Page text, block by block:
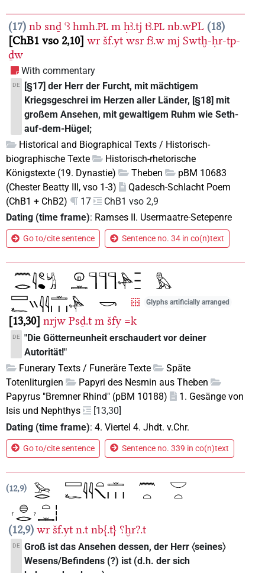
17 nb snḏ ꜥꜣ hmh.PL m ḥꜣ.tj tꜣ.PL nb.wPL
18
ChB1 vso 2,10 wr šf.yt wsr fꜣ.w mj Swtḫ-ḥr-tp-
ḏw
With commentary
DE
[§17] der Herr der Furcht, mit mächtigem
Kriegsgeschrei im Herzen aller Länder, [§18] mit
großem Ansehen, mit gewaltigem Ruhm wie Seth-
auf-dem-Hügel;
Historical and Biographical Texts / Historisch-
biographische Texte
Historisch-rhetorische
Königstexte (19. Dynastie)
Theben
pBM 10683
(Chester Beatty III, vso 1-3)
Qadesch-Schlacht Poem
(ChB1 + ChB2)
17
ChB1 vso 2,9
Dating (time frame): Ramses II. Usermaatre-Setepenre
Go to/cite sentence Sentence no. 34 in co(n)text
Glyphs artificially arranged
13,30 nrjw Psḏ.t m šfy =k
DE "Die Götterneunheit erschaudert vor deiner
Autorität!"
Funerary Texts / Funeräre Texte
Späte
Totenliturgien
Papyri des Nesmin aus Theben
Papyrus "Bremner Rhind" (pBM 10188)
1. Gesänge von
Isis und Nephthys
[13,30]
Dating (time frame): 4. Viertel 4. Jhdt. v.Chr.
Go to/cite sentence Sentence no. 339 in co(n)text
12,9
12,9 wr šf.yt n.t nb{.t} ⸮ḫr?.t
DE Groß ist das Ansehen dessen, der Herr 〈seines〉
Wesens/Befindens (?) ist (d.h. der sich